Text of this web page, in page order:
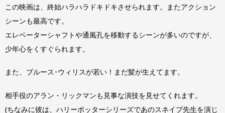
この映画は、終始ハラハラドキドキさせられます。またアクション
シーンも最高です。
エレベーターシャフトや通風孔を移動するシーンが多いのですが、
少年心をくすぐられます。
また、ブルース･ウィリスが若い！まだ髪が生えてます。
相手役のアラン・リックマンも見事な演技を見せてくれます。
(ちなみに彼は、ハリーポッターシリーズであのスネイプ先生を演じ